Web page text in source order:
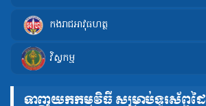
កងរាជអាវុធហត្ថ
វិស្វកម្ម
ទាញយកកម្មវិធី សម្រាប់ទូរស័ព្ទដៃ